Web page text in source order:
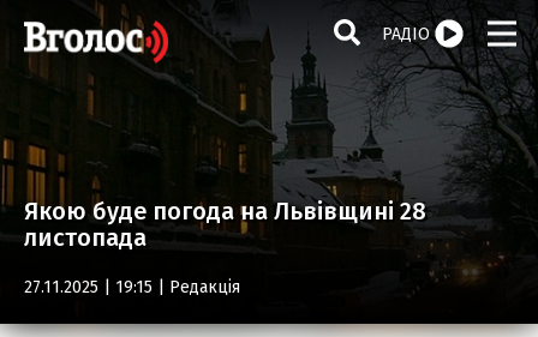
РАДІО
Якою буде погода на Львівщині 28
листопада
27.11.2025 | 19:15 | Редакція